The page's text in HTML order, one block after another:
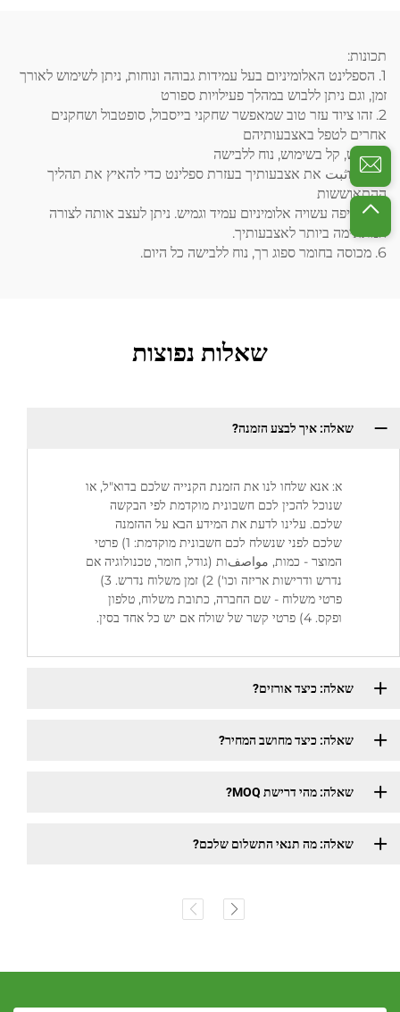
תכונות:
1. הספלינט האלומיניום בעל עמידות גבוהה ונוחות, ניתן לשימוש לאורך
זמן, וגם ניתן ללבוש במהלך פעילויות ספורט
2. זהו ציוד עזר טוב שמאפשר שחקני בייסבול, סופטבול ושחקנים
אחרים לטפל באצבעותיהם
3. גמיש, קל בשימוש, נוח ללבישה
4. הגן וثبت את אצבעותיך בעזרת ספלינט כדי להאיץ את תהליך
ההתאוששות
5. הקליפה עשויה אלומיניום עמיד וגמיש. ניתן לעצב אותה לצורה
המתאימה ביותר לאצבעותיך.
6. מכוסה בחומר ספוג רך, נוח ללבישה כל היום.
שאלות נפוצות
שאלה: איך לבצע הזמנה?
א: אנא שלחו לנו את הזמנת הקנייה שלכם בדוא"ל, או
שנוכל להכין לכם חשבונית מוקדמת לפי הבקשה
שלכם. עלינו לדעת את המידע הבא על ההזמנה
שלכם לפני שנשלח לכם חשבונית מוקדמת: 1) פרטי
המוצר - כמות, مواصفות (גודל, חומר, טכנולוגיה אם
נדרש ודרישות אריזה וכו') 2) זמן משלוח נדרש. 3)
פרטי משלוח - שם החברה, כתובת משלוח, טלפון
ופקס. 4) פרטי קשר של שולח אם יש כל אחד בסין.
שאלה: כיצד אורזים?
שאלה: כיצד מחושב המחיר?
שאלה: מהי דרישת MOQ?
שאלה: מה תנאי התשלום שלכם?